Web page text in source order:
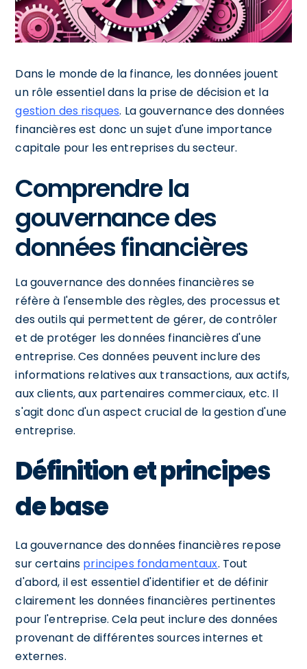
Dans le monde de la finance, les données jouent
un rôle essentiel dans la prise de décision et la
gestion des risques. La gouvernance des données
financières est donc un sujet d'une importance
capitale pour les entreprises du secteur.
Comprendre la
gouvernance des
données financières
La gouvernance des données financières se
réfère à l'ensemble des règles, des processus et
des outils qui permettent de gérer, de contrôler
et de protéger les données financières d'une
entreprise. Ces données peuvent inclure des
informations relatives aux transactions, aux actifs,
aux clients, aux partenaires commerciaux, etc. Il
s'agit donc d'un aspect crucial de la gestion d'une
entreprise.
Définition et principes
de base
La gouvernance des données financières repose
sur certains principes fondamentaux. Tout
d'abord, il est essentiel d'identifier et de définir
clairement les données financières pertinentes
pour l'entreprise. Cela peut inclure des données
provenant de différentes sources internes et
externes.